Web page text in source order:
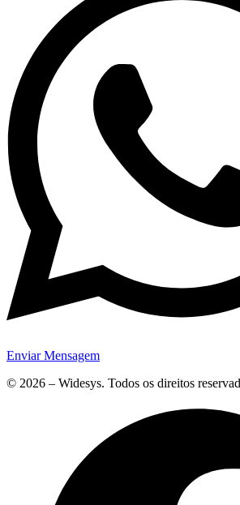
Enviar Mensagem
© 2026 – Widesys. Todos os direitos